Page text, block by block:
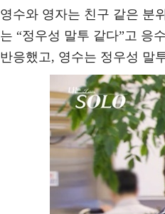
영수와 영자는 친구 같은 분
는 “정우성 말투 같다”고 응
반응했고, 영수는 정우성 말